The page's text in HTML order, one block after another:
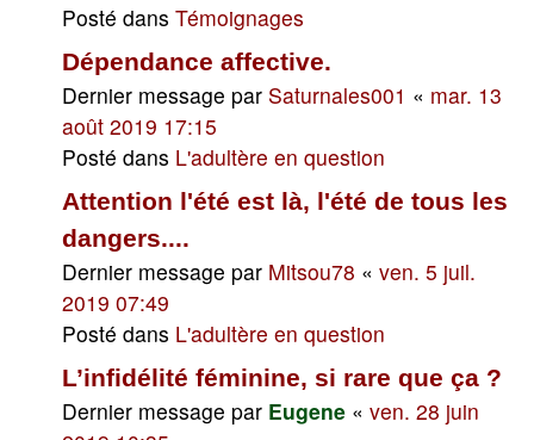
Posté dans Témoignages
Dépendance affective.
Dernier message par Saturnales001 « mar. 13
août 2019 17:15
Posté dans L'adultère en question
Attention l'été est là, l'été de tous les
dangers....
Dernier message par Mitsou78 « ven. 5 juil.
2019 07:49
Posté dans L'adultère en question
L’infidélité féminine, si rare que ça ?
Dernier message par Eugene « ven. 28 juin